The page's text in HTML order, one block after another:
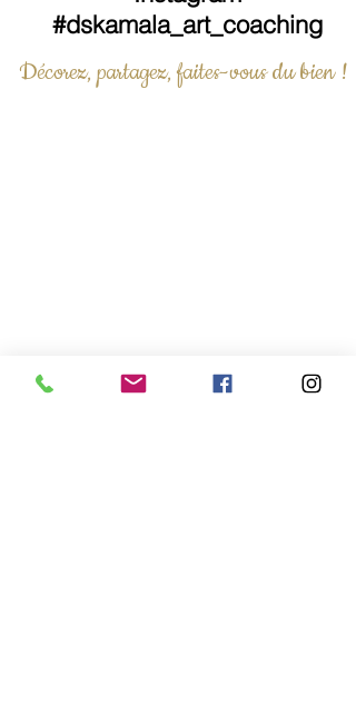
#dskamala_art_coaching
Décorez, partagez, faites-vous du bien !